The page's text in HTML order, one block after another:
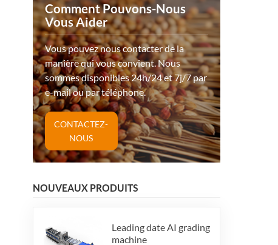
Comment Pouvons-Nous
Vous Aider
Vous pouvez nous contacter de la
manière qui vous convient. Nous
sommes disponibles 24h/24 et 7j/7 par
e-mail ou par téléphone.
CONTACTEZ-
NOUS
NOUVEAUX PRODUITS
Leading date AI grading
machine